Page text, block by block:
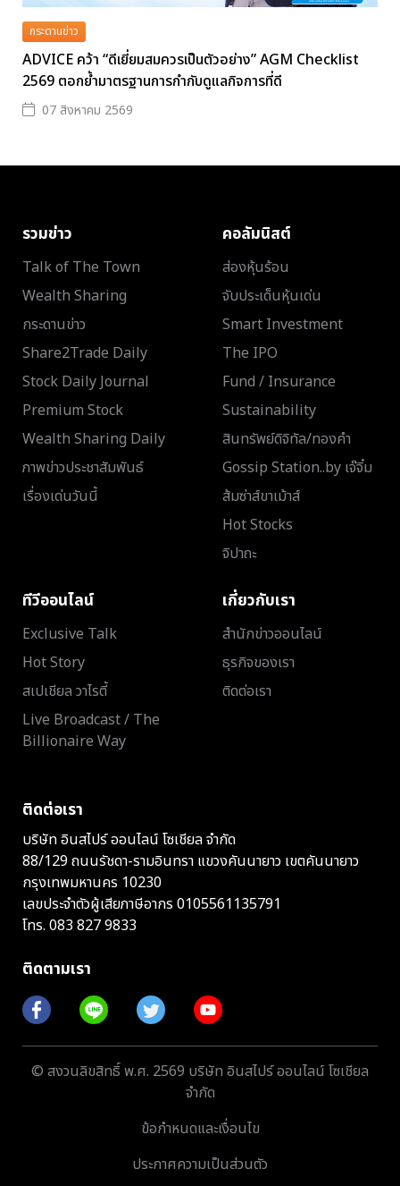
กระดานข่าว
ADVICE คว้า “ดีเยี่ยมสมควรเป็นตัวอย่าง” AGM Checklist
2569 ตอกย้ำมาตรฐานการกำกับดูแลกิจการที่ดี
07 สิงหาคม 2569
รวมข่าว
Talk of The Town
Wealth Sharing
กระดานข่าว
Share2Trade Daily
Stock Daily Journal
Premium Stock
Wealth Sharing Daily
ภาพข่าวประชาสัมพันธ์
เรื่องเด่นวันนี้
คอลัมนิสต์
ส่องหุ้นร้อน
จับประเด็นหุ้นเด่น
Smart Investment
The IPO
Fund / Insurance
Sustainability
สินทรัพย์ดิจิทัล/ทองคำ
Gossip Station..by เจ๊จิ๋ม
ส้มซ่าส์ขาเม้าส์
Hot Stocks
จิปาถะ
ทีวีออนไลน์
Exclusive Talk
Hot Story
สเปเชียล วาไรตี้
Live Broadcast / The
Billionaire Way
เกี่ยวกับเรา
สำนักข่าวออนไลน์
ธุรกิจของเรา
ติดต่อเรา
ติดต่อเรา
บริษัท อินสไปร์ ออนไลน์ โซเชียล จำกัด
88/129 ถนนรัชดา-รามอินทรา แขวงคันนายาว เขตคันนายาว
กรุงเทพมหานคร 10230
เลขประจำตัวผู้เสียภาษีอากร 0105561135791
โทร. 083 827 9833
ติดตามเรา
© สงวนลิขสิทธิ์ พ.ศ. 2569 บริษัท อินสไปร์ ออนไลน์ โซเชียล
จำกัด
ข้อกำหนดและเงื่อนไข
ประกาศความเป็นส่วนตัว